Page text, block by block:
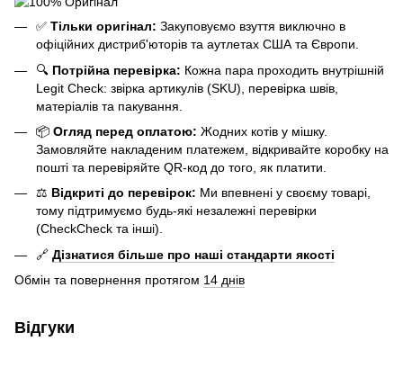
✅ Тільки оригінал: Закуповуємо взуття виключно в
офіційних дистриб'юторів та аутлетах США та Європи.
🔍 Потрійна перевірка: Кожна пара проходить внутрішній
Legit Check: звірка артикулів (SKU), перевірка швів,
матеріалів та пакування.
📦 Огляд перед оплатою: Жодних котів у мішку.
Замовляйте накладеним платежем, відкривайте коробку на
пошті та перевіряйте QR-код до того, як платити.
⚖️ Відкриті до перевірок: Ми впевнені у своєму товарі,
тому підтримуємо будь-які незалежні перевірки
(CheckCheck та інші).
🔗 Дізнатися більше про наші стандарти якості
Обмін та повернення протягом 14 днів
Відгуки